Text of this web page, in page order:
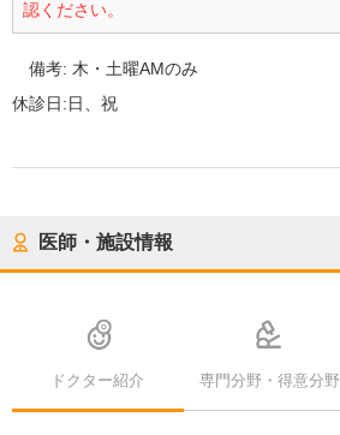
認ください。
備考: 木・土曜AMのみ
休診日:日、祝
医師・施設情報
ドクター紹介 専門分野・得意分野